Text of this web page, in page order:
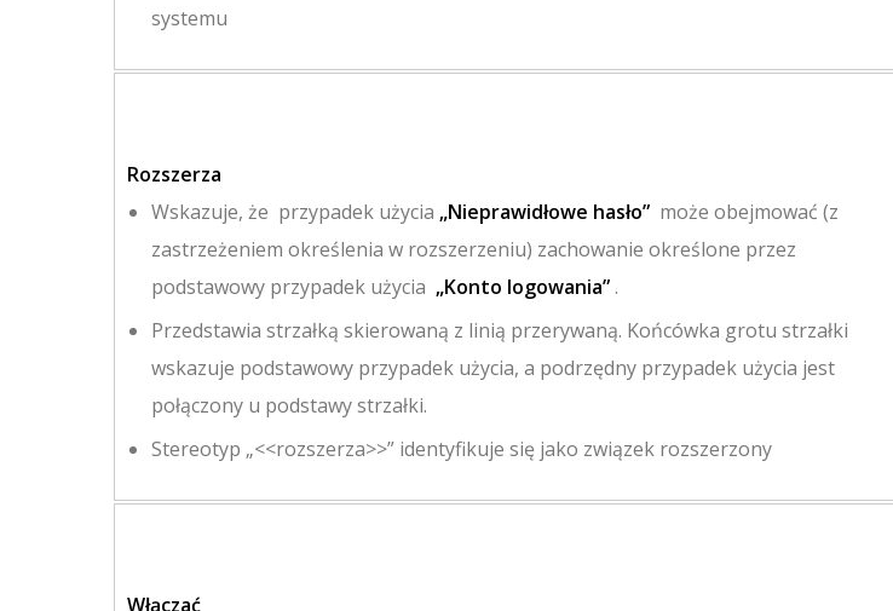
systemu
Rozszerza
Wskazuje, że przypadek użycia „Nieprawidłowe hasło” może obejmować (z
zastrzeżeniem określenia w rozszerzeniu) zachowanie określone przez
podstawowy przypadek użycia „Konto logowania”.
Przedstawia strzałką skierowaną z linią przerywaną. Końcówka grotu strzałki
wskazuje podstawowy przypadek użycia, a podrzędny przypadek użycia jest
połączony u podstawy strzałki.
Stereotyp „<<rozszerza>>” identyfikuje się jako związek rozszerzony
Włączać